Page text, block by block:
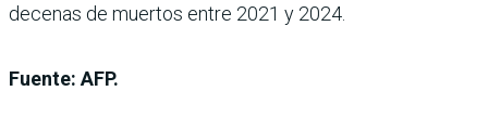
decenas de muertos entre 2021 y 2024.
Fuente: AFP.